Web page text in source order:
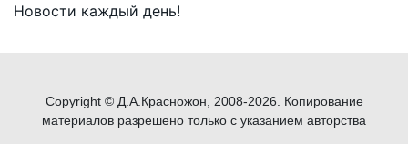
Новости каждый день!
Copyright © Д.А.Красножон, 2008-2026. Копирование
материалов разрешено только с указанием авторства